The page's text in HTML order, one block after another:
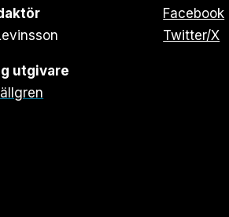
utgivare
Facebook
Twitter/X